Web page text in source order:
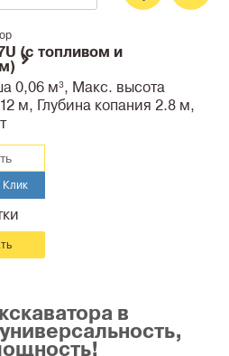
(с топливом и
0,06 м³, Макс. высота
м, Глубина копания 2.8 м,
Клик
в